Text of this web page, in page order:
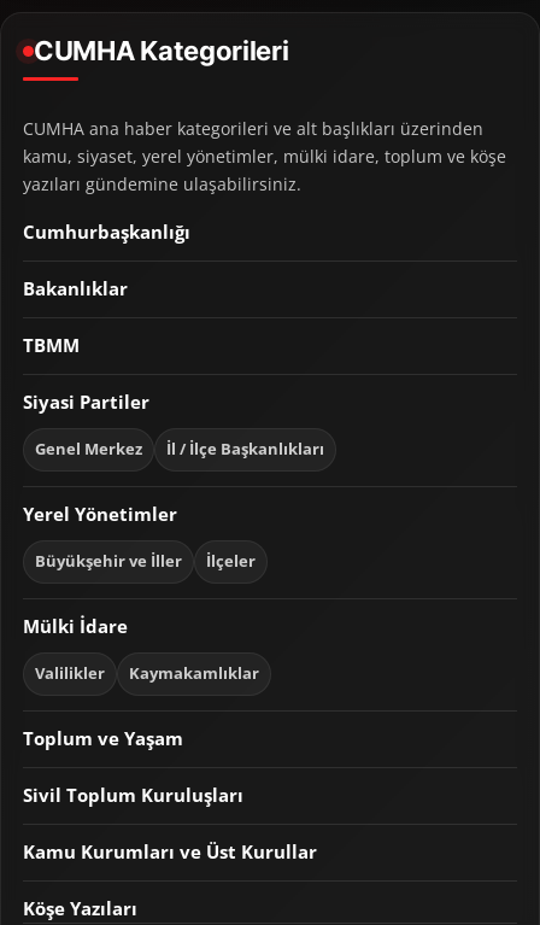
CUMHA Kategorileri
CUMHA ana haber kategorileri ve alt başlıkları üzerinden
kamu, siyaset, yerel yönetimler, mülki idare, toplum ve köşe
yazıları gündemine ulaşabilirsiniz.
Cumhurbaşkanlığı
Bakanlıklar
TBMM
Siyasi Partiler
Genel Merkez İl / İlçe Başkanlıkları
Yerel Yönetimler
Büyükşehir ve İller İlçeler
Mülki İdare
Valilikler Kaymakamlıklar
Toplum ve Yaşam
Sivil Toplum Kuruluşları
Kamu Kurumları ve Üst Kurullar
Köşe Yazıları